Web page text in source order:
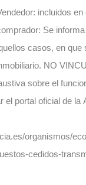
incluidos en
Se
casos, en
NO
sobre el
el portal oficial de
organismos/
cedidos-